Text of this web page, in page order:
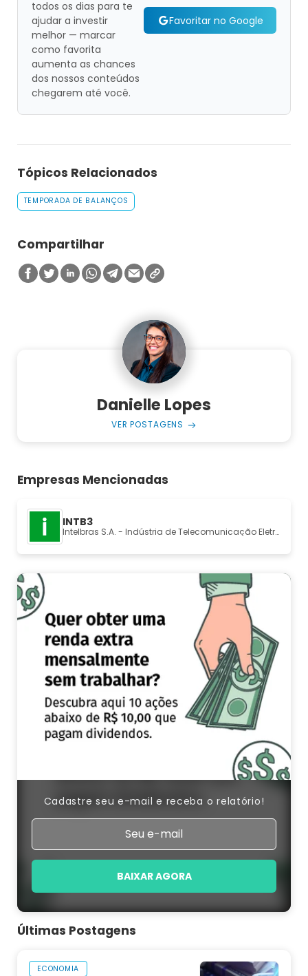
todos os dias para te
ajudar a investir
melhor — marcar
como favorita
aumenta as chances
dos nossos conteúdos
chegarem até você.
Favoritar no Google
Tópicos Relacionados
TEMPORADA DE BALANÇOS
Compartilhar
Danielle Lopes
VER POSTAGENS
Empresas Mencionadas
INTB3
Intelbras S.A. - Indústria de Telecomunicação Eletrônica Brasileira
Cadastre seu e-mail e receba o relatório!
BAIXAR AGORA
Últimas Postagens
ECONOMIA